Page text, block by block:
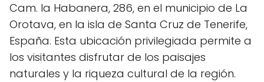
Cam. la Habanera, 286, en el municipio de La
Orotava, en la isla de Santa Cruz de Tenerife,
España. Esta ubicación privilegiada permite a
los visitantes disfrutar de los paisajes
naturales y la riqueza cultural de la región.